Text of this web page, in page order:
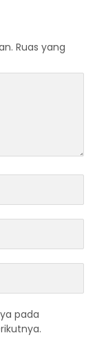
Ruas yang
pada